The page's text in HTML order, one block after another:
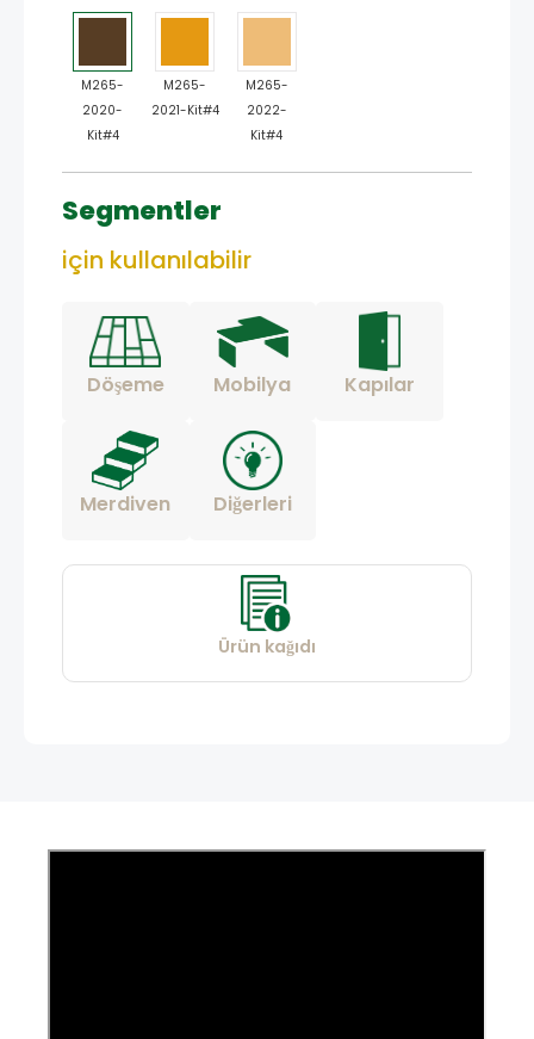
M265-
2020-
Kit#4
M265-
2021-Kit#4
M265-
2022-
Kit#4
Segmentler
için kullanılabilir
Döşeme Mobilya Kapılar
Merdiven Diğerleri
Ürün kağıdı